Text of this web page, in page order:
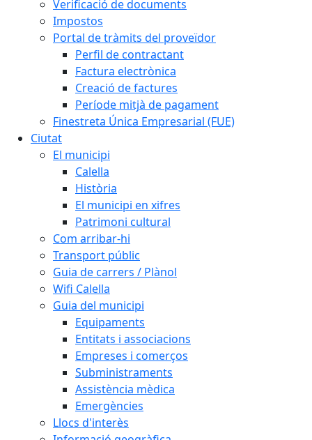
Verificació de documents
Impostos
Portal de tràmits del proveïdor
Perfil de contractant
Factura electrònica
Creació de factures
Període mitjà de pagament
Finestreta Única Empresarial (FUE)
Ciutat
El municipi
Calella
Història
El municipi en xifres
Patrimoni cultural
Com arribar-hi
Transport públic
Guia de carrers / Plànol
Wifi Calella
Guia del municipi
Equipaments
Entitats i associacions
Empreses i comerços
Subministraments
Assistència mèdica
Emergències
Llocs d'interès